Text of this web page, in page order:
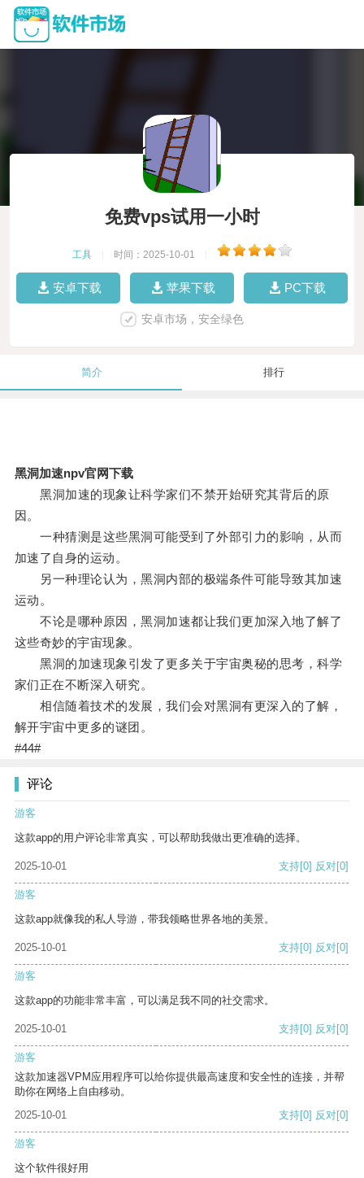
免费vps试用一小时
工具 时间：2025-10-01
安卓下载 苹果下载 PC下载
安卓市场，安全绿色
简介 排行
黑洞加速npv官网下载
黑洞加速的现象让科学家们不禁开始研究其背后的原
因。
一种猜测是这些黑洞可能受到了外部引力的影响，从而
加速了自身的运动。
另一种理论认为，黑洞内部的极端条件可能导致其加速
运动。
不论是哪种原因，黑洞加速都让我们更加深入地了解了
这些奇妙的宇宙现象。
黑洞的加速现象引发了更多关于宇宙奥秘的思考，科学
家们正在不断深入研究。
相信随着技术的发展，我们会对黑洞有更深入的了解，
解开宇宙中更多的谜团。
#44#
评论
游客
这款app的用户评论非常真实，可以帮助我做出更准确的选择。
2025-10-01 支持[0] 反对[0]
游客
这款app就像我的私人导游，带我领略世界各地的美景。
2025-10-01 支持[0] 反对[0]
游客
这款app的功能非常丰富，可以满足我不同的社交需求。
2025-10-01 支持[0] 反对[0]
游客
这款加速器VPM应用程序可以给你提供最高速度和安全性的连接，并帮
助你在网络上自由移动。
2025-10-01
支持[0] 反对[0]
游客
这个软件很好用